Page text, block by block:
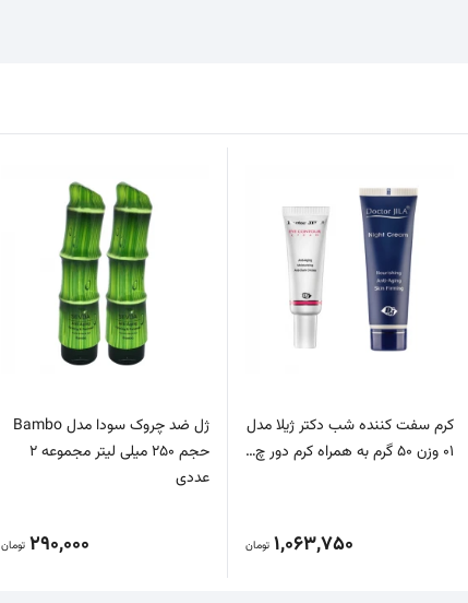
کرم سفت کننده شب دکتر ژیلا مدل
01 وزن 50 گرم به همراه کرم دور چ…
1,063,750 تومان
ژل ضد چروک سودا مدل Bambo
حجم 250 میلی لیتر مجموعه 2
عددی
290,000 تومان